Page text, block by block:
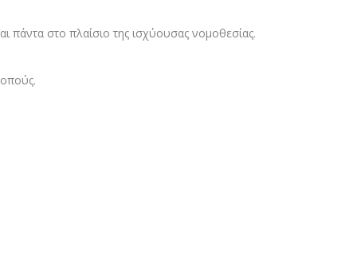
πάντα στο πλαίσιο της ισχύουσας νομοθεσίας.